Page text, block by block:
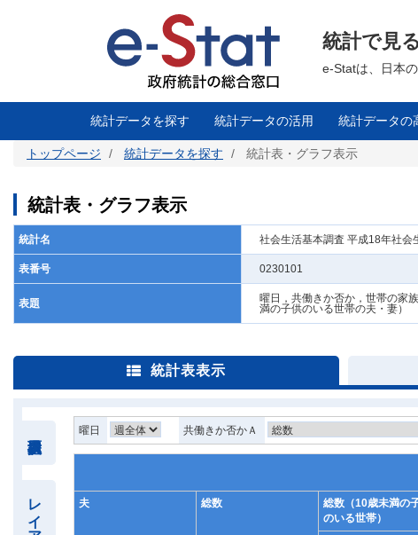
に
統計で見
e-Statは、日本
統計データを探す 統計データの活用 統計データの
トップページ 統計データを探す 統計表・グラフ表示
統計表・グラフ表示
統計名 社会生活基本調査 平成18年社会
表番号 0230101
表題
曜日，共働きか否か，世帯の家
満の子供のいる世帯の夫・妻）
統計表表示
曜日 共働きか否かＡ
夫 総数
総数（10歳未満の
のいる世帯）